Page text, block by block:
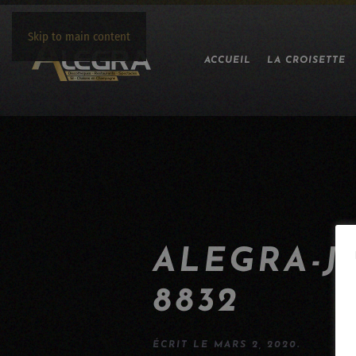
Skip to main content
ACCUEIL LA CROISETTE
ALEGRA-
8832
ÉCRIT LE MARS 2, 2020.